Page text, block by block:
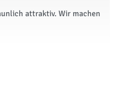
attraktiv. Wir machen